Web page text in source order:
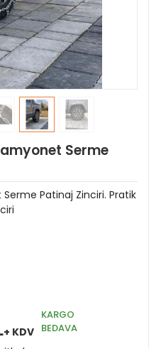
Serme
Patinaj Zinciri. Pratik
+ KDV
KARGO
BEDAVA